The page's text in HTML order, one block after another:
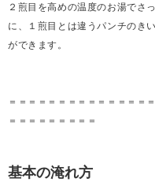
２煎目を高めの温度のお湯でさ
に、１煎目とは違うパンチのき
ができます。
＝＝＝＝＝＝＝＝＝＝＝＝＝＝
＝＝＝＝＝＝＝＝＝
基本の淹れ方